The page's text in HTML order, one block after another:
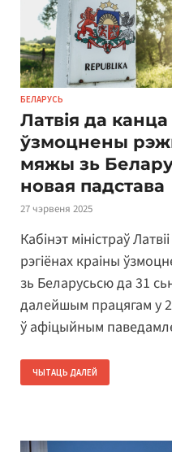
БЕЛАРУСЬ
Латвія да
ўзмоцнены
мяжы зь
новая падстава
27 чэрвеня 2025
Кабінэт міністраў
рэгіёнах краіны
зь Беларусьсю да 31
далейшым працягам у
ў афіцыйным
ЧЫТАЦЬ ДАЛЕЙ